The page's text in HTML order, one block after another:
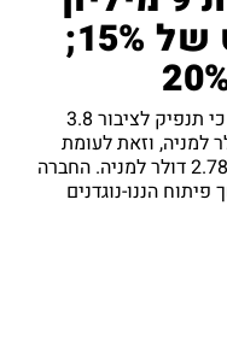
דולר בדיסקאונט של 15%;
חברת התרופות הישראלית דיווחה כי תנפיק לציבור 3.8
במחיר של כ-2.36 דולר למניה, וזאת לעומת
מחיר הסגירה האחרון שעמד על כ-2.78 דולר למניה. החברה
הננו-נוגדנים